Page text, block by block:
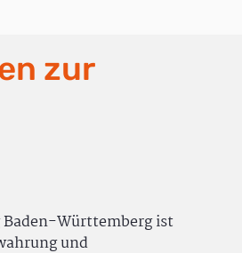
zur
Württemberg ist
und